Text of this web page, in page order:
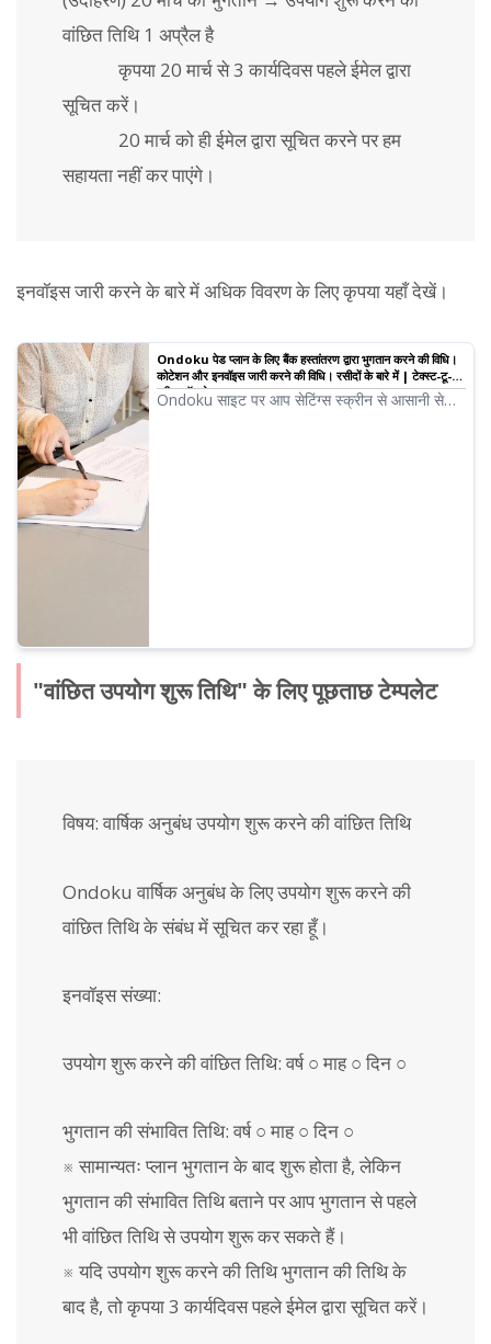
वांछित तिथि 1 अप्रैल है
कृपया 20 मार्च से 3 कार्यदिवस पहले ईमेल द्वारा
सूचित करें।
20 मार्च को ही ईमेल द्वारा सूचित करने पर हम
सहायता नहीं कर पाएंगे।
इनवॉइस जारी करने के बारे में अधिक विवरण के लिए कृपया यहाँ देखें।
Ondoku पेड प्लान के लिए बैंक हस्तांतरण द्वारा भुगतान करने की विधि।
कोटेशन और इनवॉइस जारी करने की विधि। रसीदों के बारे में | टेक्स्ट-टू-
स्पीच सॉफ़्टवेयर Ondoku
Ondoku साइट पर आप सेटिंग्स स्क्रीन से आसानी से
"वांछित उपयोग शुरू तिथि" के लिए पूछताछ टेम्पलेट
विषय: वार्षिक अनुबंध उपयोग शुरू करने की वांछित तिथि
Ondoku वार्षिक अनुबंध के लिए उपयोग शुरू करने की
वांछित तिथि के संबंध में सूचित कर रहा हूँ।
इनवॉइस संख्या:
उपयोग शुरू करने की वांछित तिथि: वर्ष ○ माह ○ दिन ○
भुगतान की संभावित तिथि: वर्ष ○ माह ○ दिन ○
※ सामान्यतः प्लान भुगतान के बाद शुरू होता है, लेकिन
भुगतान की संभावित तिथि बताने पर आप भुगतान से पहले
भी वांछित तिथि से उपयोग शुरू कर सकते हैं।
※ यदि उपयोग शुरू करने की तिथि भुगतान की तिथि के
बाद है, तो कृपया 3 कार्यदिवस पहले ईमेल द्वारा सूचित करें।